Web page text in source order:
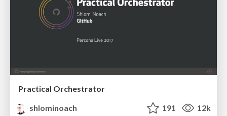
Practical Orchestrator
shlominoach
191 12k